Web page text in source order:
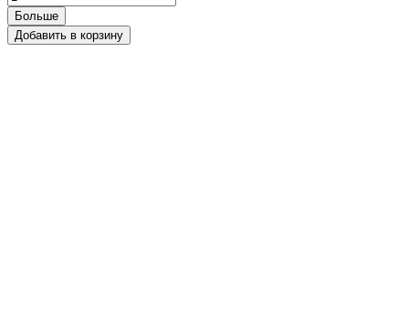
Больше
Добавить в корзину